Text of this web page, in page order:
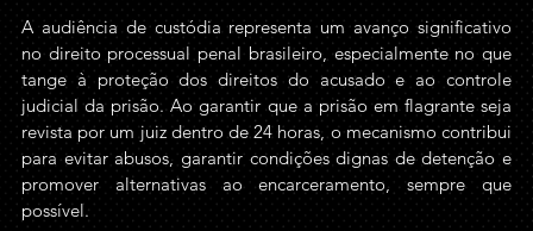
A audiência de custódia representa um avanço significativo
no direito processual penal brasileiro, especialmente no que
tange à proteção dos direitos do acusado e ao controle
judicial da prisão. Ao garantir que a prisão em flagrante seja
revista por um juiz dentro de 24 horas, o mecanismo contribui
para evitar abusos, garantir condições dignas de detenção e
promover alternativas ao encarceramento, sempre que
possível.